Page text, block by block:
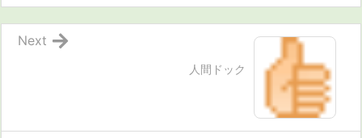
人間ドック
Next